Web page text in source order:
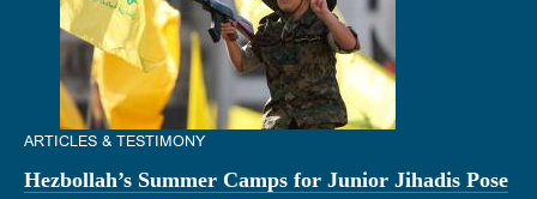
ARTICLES & TESTIMONY
Hezbollah’s Summer Camps for Junior Jihadis Pose